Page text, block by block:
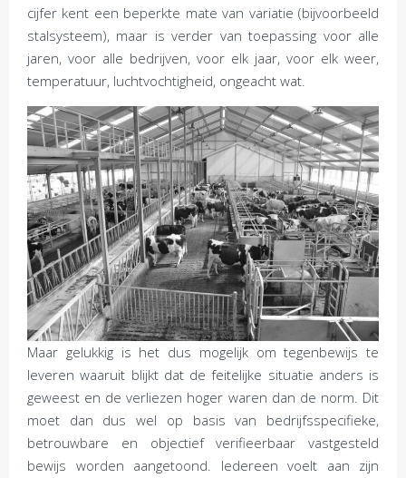
cijfer kent een beperkte mate van variatie (bijvoorbeeld
stalsysteem), maar is verder van toepassing voor alle
jaren, voor alle bedrijven, voor elk jaar, voor elk weer,
temperatuur, luchtvochtigheid, ongeacht wat.
Maar gelukkig is het dus mogelijk om tegenbewijs te
leveren waaruit blijkt dat de feitelijke situatie anders is
geweest en de verliezen hoger waren dan de norm. Dit
moet dan dus wel op basis van bedrijfsspecifieke,
betrouwbare en objectief verifieerbaar vastgesteld
bewijs worden aangetoond. Iedereen voelt aan zijn